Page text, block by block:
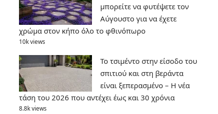
μπορείτε να φυτέψετε τον
Αύγουστο για να έχετε
χρώμα στον κήπο όλο το φθινόπωρο
10k views
Το τσιμέντο στην είσοδο του
σπιτιού και στη βεράντα
είναι ξεπερασμένο – Η νέα
τάση του 2026 που αντέχει έως και 30 χρόνια
8.8k views